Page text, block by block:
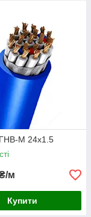
М 24х1.5
м
Купити